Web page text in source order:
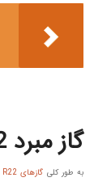
گاز مبرد R22 هارپ انگلیس
به طور کلی گازهای R22